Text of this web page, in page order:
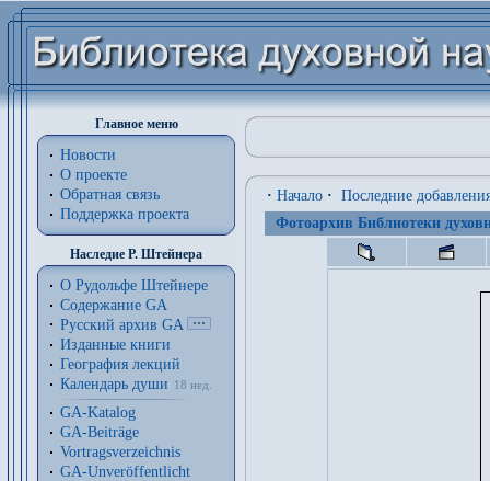
Главное меню
Новости
О проекте
Обратная связь
Поддержка проекта
Наследие Р. Штейнера
О Рудольфе Штейнере
Содержание GA
Русский архив GA
Изданные книги
География лекций
Календарь души
18 нед.
GA-Katalog
GA-Beiträge
Vortragsverzeichnis
GA-Unveröffentlicht
· Начало · Последние
Фотоархив Библиотеки